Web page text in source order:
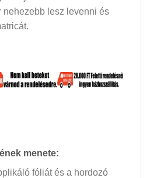
nehezebb lesz levenni és
menete:
fóliát és a hordozó